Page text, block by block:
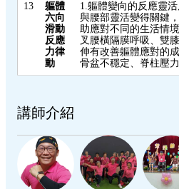
13
軀體
六向
滑動
反應
力律
動
1.軀體變向的反應靈
與腰部靈活變得關鍵
助應對不同的生活情
叉腰橫隔膜呼吸、雙
伸有改善軀體應對的
骨盆不穩定、脊柱壓
講師介紹